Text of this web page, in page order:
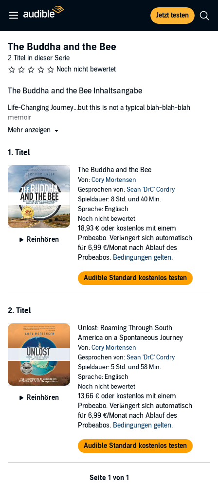
Jetzt testen
The Buddha and the Bee
2 Titel in dieser Serie
Noch nicht bewertet
The Buddha and the Bee Inhaltsangabe
Life-Changing Journey...but this is not a typical blah-blah-blah
memoir
Planning is for sissies. A solo bike ride across the country will be
day, right? Not so much. The Great Plains, Rocky Mountains, an
Disappointment with unrealized potential, and the thirst for what’s
next drew farther away in the rotating wide-angle shockproof
convex rear-view mirror.I will ride my bike down a never-ending
ribbon of asphalt wearing a backpack.
Cory Mortensen began his bike ride across the United States from
Chaska, Minnesota, to Truckee, California, without a route, a timeline,
or proper equipment. Along the way, he gained more than technical
skills required for a ride that would test every fiber of his physical
being and mental toughness. Ride along as he meets “unusual”
serious vendetta for strangers in their town.
Humor
Insight
Adventure
Gratitude
Peace
From long stretches of road ending in a vanishing point at the
distant horizon, to stunning vistas, terrifying close calls, grueling
conditions, failed equipment, and joyous milestones he stayed the
course and gained an appreciation for the beauty of the land, the
genius of engineering and marvel of nature.
Mehr anzeigen
1. Titel
Reinhören
The Buddha and the Bee
Von:Cory Mortensen
Gesprochen von:Sean 'DrC' Cordry
Spieldauer: 8 Std. und 40 Min.
Sprache: Englisch
Noch nicht bewertet
18,93 € oder kostenlos mit einem
Probeabo. Verlängert sich automatisch
für 6,99 €/Monat nach Ablauf des
Probeabos. Bedingungen gelten.
Audible Standard kostenlos testen
2. Titel
Reinhören
Unlost: Roaming Through South
America on a Spontaneous Journey
Von:Cory Mortensen
Gesprochen von:Sean 'DrC' Cordry
Spieldauer: 5 Std. und 58 Min.
Sprache: Englisch
Noch nicht bewertet
13,66 € oder kostenlos mit einem
Probeabo. Verlängert sich automatisch
für 6,99 €/Monat nach Ablauf des
Probeabos. Bedingungen gelten.
Audible Standard kostenlos testen
Seite 1 von 1